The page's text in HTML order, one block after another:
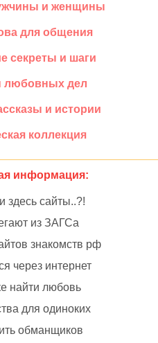
и женщины
для общения
секреты и шаги
любовных дел
и истории
коллекция
информация:
здесь сайты..?!
из ЗАГСа
знакомств рф
через интернет
найти любовь
для одиноких
обманщиков